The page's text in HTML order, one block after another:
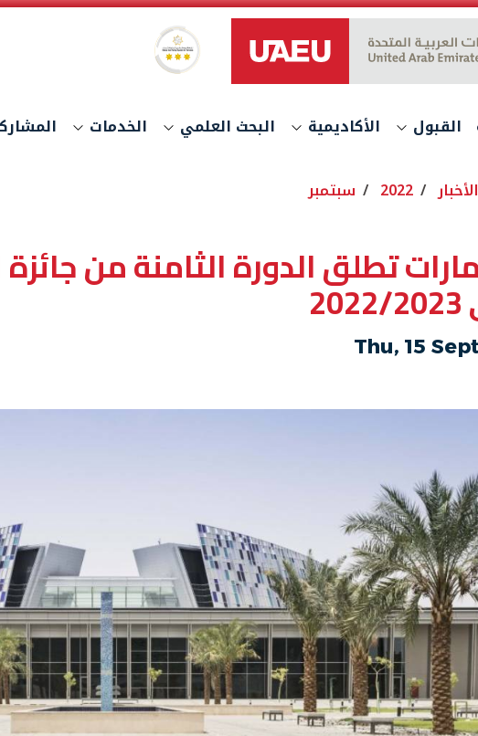
نظام النجوم العالمي لتصنيف
القبول الأكاديمية البحث العلمي الخدمات
الأخبار 2022 سبتمبر
تطلق الدورة الثامنة من جائزة
Thu, 15